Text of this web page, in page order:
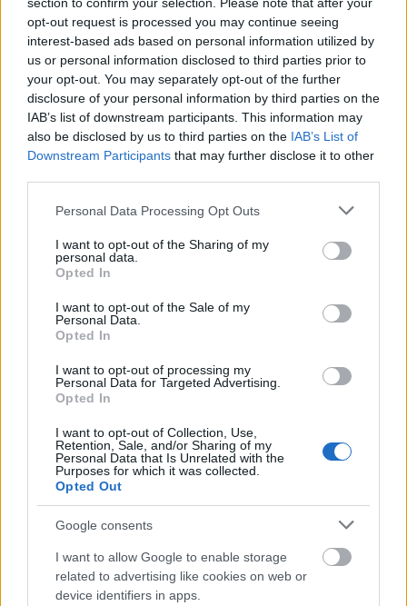
opt-out request is processed you may continue seeing
interest-based ads based on personal information utilized by
us or personal information disclosed to third parties prior to
your opt-out. You may separately opt-out of the further
disclosure of your personal information by third parties on the
IAB’s list of downstream participants. This information may
also be disclosed by us to third parties on the IAB’s List of
Downstream Participants that may further disclose it to other
Please note that this website/app uses one or more Google
not limited to your visit or usage behaviour. You may click to
grant or deny consent to Google and its third-party tags to
use your data for below specified purposes in below Google
consent section.
Personal Data Processing Opt Outs
I want to opt-out of the Sharing of my
personal data.
Opted In
I want to opt-out of the Sale of my
Personal Data.
Opted In
I want to opt-out of processing my
Personal Data for Targeted Advertising.
Opted In
I want to opt-out of Collection, Use,
Retention, Sale, and/or Sharing of my
Personal Data that Is Unrelated with the
Purposes for which it was collected.
Opted Out
Google consents
I want to allow Google to enable storage
related to advertising like cookies on web or
device identifiers in apps.
Πηγή: ΑΠΕ-ΜΠΕ
Ακολουθήστε τοinsider.gr στο Google News
και μάθετε
πρώτοι όλες τιςειδήσεις από την Ελλάδα και τον κόσμο.